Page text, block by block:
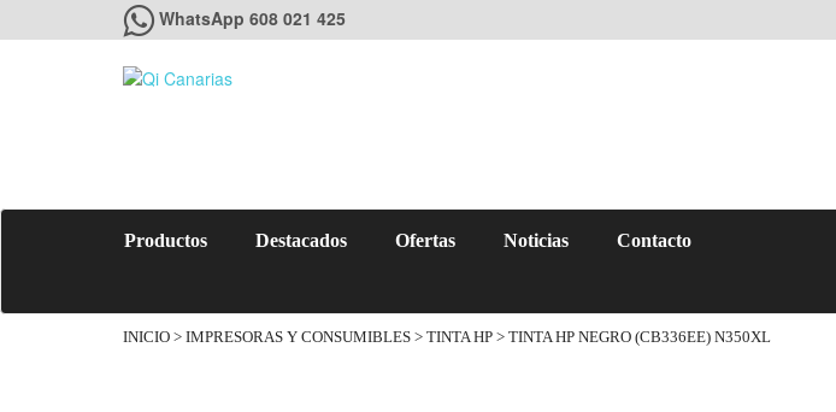
WhatsApp 608 021 425
Productos Destacados Ofertas Noticias Contacto
INICIO > IMPRESORAS Y CONSUMIBLES > TINTA HP > TINTA HP NEGRO (CB336EE) N350XL